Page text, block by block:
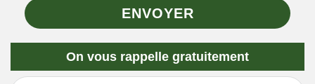
On vous rappelle gratuitement